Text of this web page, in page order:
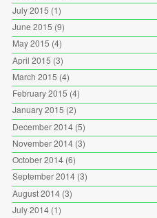
July 2015 (1)
June 2015 (9)
May 2015 (4)
April 2015 (3)
March 2015 (4)
February 2015 (4)
January 2015 (2)
December 2014(5)
November 2014(3)
October 2014(6)
September 2014(3)
August 2014(3)
July 2014(1)